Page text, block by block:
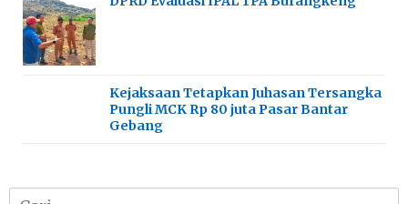
Kejaksaan Tetapkan Juhasan Tersangka
Pungli MCK Rp 80 juta Pasar Bantar
Gebang
Cari